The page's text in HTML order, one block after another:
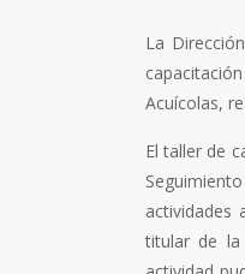
La
Acuícolas,
El taller de
actividades
titular de la